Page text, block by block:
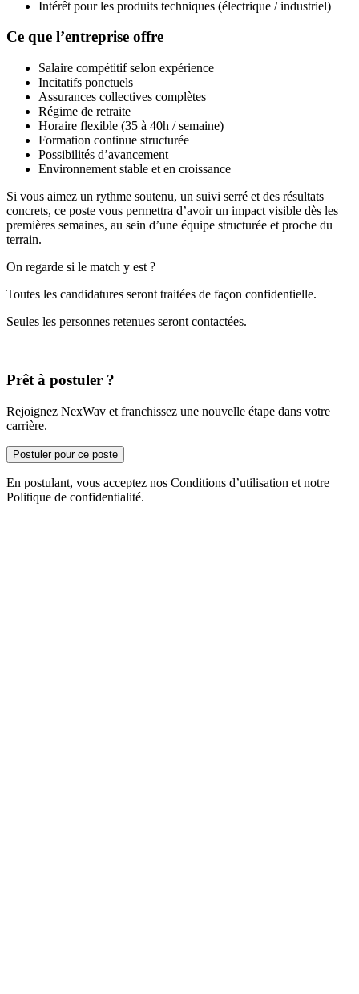
Intérêt pour les produits techniques (électrique / industriel)
Ce que l’entreprise offre
Salaire compétitif selon expérience
Incitatifs ponctuels
Assurances collectives complètes
Régime de retraite
Horaire flexible (35 à 40h / semaine)
Formation continue structurée
Possibilités d’avancement
Environnement stable et en croissance
Si vous aimez un rythme soutenu, un suivi serré et des résultats
concrets, ce poste vous permettra d’avoir un impact visible dès les
premières semaines, au sein d’une équipe structurée et proche du
terrain.
On regarde si le match y est ?
Toutes les candidatures seront traitées de façon confidentielle.
Seules les personnes retenues seront contactées.
Prêt à postuler ?
Rejoignez NexWav et franchissez une nouvelle étape dans votre
carrière.
Postuler pour ce poste
En postulant, vous acceptez nos Conditions d’utilisation et notre
Politique de confidentialité.